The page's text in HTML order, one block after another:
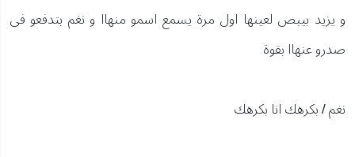
و يزيد بيبص لعينها اول مرة يسمع اسمو منهاا و نغم بتدفعو فى
صدرو عنهاا بقوة
نغم / بكرهك انا بكرهك